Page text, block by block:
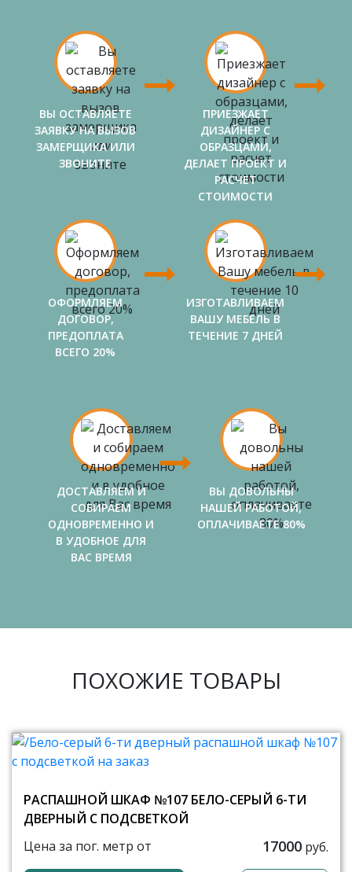
ВЫ ОСТАВЛЯЕТЕ
ЗАЯВКУ НА ВЫЗОВ
ЗАМЕРЩИКА ИЛИ
ЗВОНИТЕ
ПРИЕЗЖАЕТ
ДИЗАЙНЕР С
ОБРАЗЦАМИ,
ДЕЛАЕТ ПРОЕКТ И
РАСЧЕТ
СТОИМОСТИ
ОФОРМЛЯЕМ
ДОГОВОР,
ПРЕДОПЛАТА
ВСЕГО 20%
ИЗГОТАВЛИВАЕМ
ВАШУ МЕБЕЛЬ В
ТЕЧЕНИЕ 7 ДНЕЙ
ДОСТАВЛЯЕМ И
СОБИРАЕМ
ОДНОВРЕМЕННО И
В УДОБНОЕ ДЛЯ
ВАС ВРЕМЯ
ВЫ ДОВОЛЬНЫ
НАШЕЙ РАБОТОЙ,
ОПЛАЧИВАЕТЕ 80%
ПОХОЖИЕ ТОВАРЫ
РАСПАШНОЙ ШКАФ №107 БЕЛО-СЕРЫЙ 6-ТИ
ДВЕРНЫЙ С ПОДСВЕТКОЙ
Цена за пог. метр от
17000 руб.